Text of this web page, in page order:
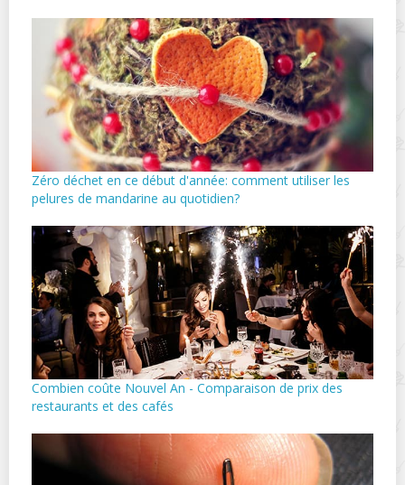
Zéro déchet en ce début d'année: comment utiliser les
pelures de mandarine au quotidien?
Combien coûte Nouvel An - Comparaison de prix des
restaurants et des cafés